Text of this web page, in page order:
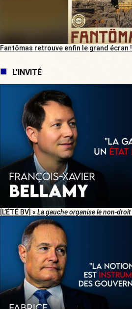
Fantômas retrouve enfin le grand écran !
L'INVITÉ
[L’ÉTÉ BV] « La gauche organise le non-droit